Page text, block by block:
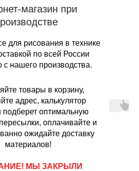
магазин при
для рисования в технике
по всей России
нашего производства.
товары в корзину,
адрес, калькулятор
подберет оптимальную
оплачивайте и
ожидайте доставку
материалов!
МЫ ЗАКРЫЛИ